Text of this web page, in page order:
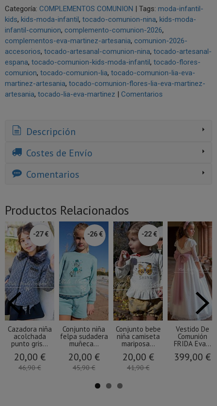
Categoría: COMPLEMENTOS COMUNION | Tags: moda-infantil-
kids kids-moda-infantil tocado-comunion-nina kids-moda-
infantil-comunion complemento-comunion-2026
complementos-eva-martinez-artesania comunion-2026-
accesorios tocado-artesanal-comunion-nina tocado-artesanal-
espana tocado-comunion-kids-moda-infantil tocado-flores-
comunion tocado-comunion-lia tocado-comunion-lia-eva-
martinez-artesania tocado-comunion-flores-lia-eva-martinez-
artesania tocado-lia-eva-martinez | Comentarios
Descripción
Costes de Envío
Comentarios
Productos Relacionados
-27 €
Cazadora niña
acolchada
punto gris...
20,00 €
46,90 €
-26 €
Conjunto niña
felpa sudadera
muñeca...
20,00 €
45,90 €
-22 €
Conjunto bebe
niña camiseta
mariposa...
20,00 €
41,90 €
Vestido De
Comunión
FRIDA Eva...
399,00 €